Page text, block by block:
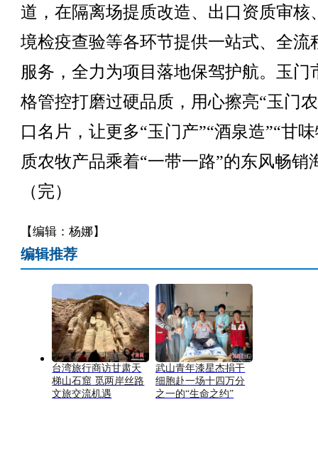
道，在隔离场提质改造、出口资质审核
境检疫查验等各环节提供一站式、全流
服务，全力为项目落地保驾护航。玉门
格管控打磨过硬品质，用心擦亮“玉门
口名片，让更多“玉门产”“酒泉造”“甘
质农牧产品乘着“一带一路”的东风畅销
（完）
【编辑：杨娜】
编辑推荐
台湾旅行商访甘肃天
梯山石窟 觅两岸丝路
文旅交流机遇
武山青年漆星杰捐干
细胞赴一场十四万分
之一的“生命之约”